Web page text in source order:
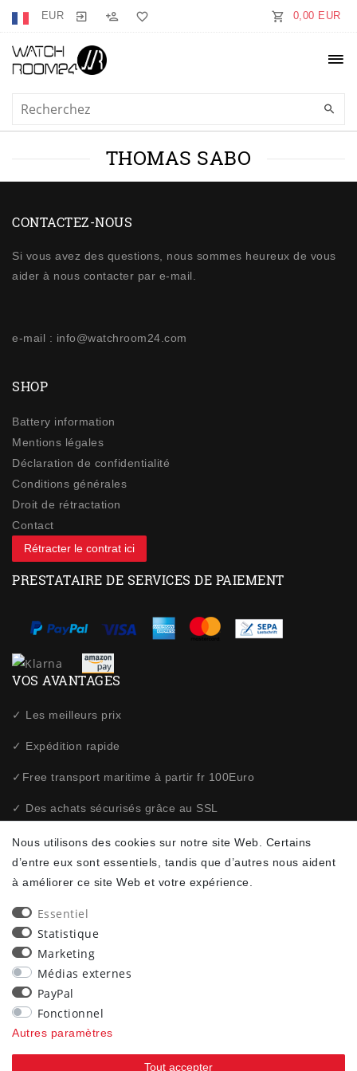
EUR 0,00 EUR
THOMAS SABO
CONTACTEZ-NOUS
Si vous avez des questions, nous sommes heureux de vous
aider à nous contacter par e-mail.
e-mail : info@watchroom24.com
SHOP
Battery information
Mentions légales
Déclaration de confidentialité
Conditions générales
Droit de rétractation
Contact
Rétracter le contrat ici
PRESTATAIRE DE SERVICES DE PAIEMENT
VOS AVANTAGES
✓ Les meilleurs prix
✓ Expédition rapide
✓Free transport maritime à partir fr 100Euro
✓ Des achats sécurisés grâce au SSL
✓ Politique de confidentialité
NEWSLETTER
ADRESSE E-MAIL **
Ceres::Template.newsletterHoneypotLabel
Par la présente, je confirme avoir lu la
peux rétracter mon consentement à tout moment.**
Nous utilisons des cookies sur notre site Web. Certains
d’entre eux sont essentiels, tandis que d’autres nous aident
à améliorer ce site Web et votre expérience.
Essentiel
Statistique
Marketing
Médias externes
PayPal
Fonctionnel
Autres paramètres
Tout accepter